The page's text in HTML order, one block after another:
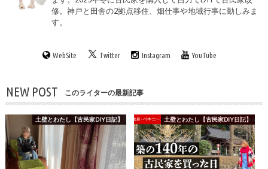
修。神戸と田舎の2拠点移住、畑仕事や地域行事に勤しみま
す。
WebSite Twitter Instagram YouTube
NEW POST このライターの最新記事
土壁とわたし【古民家DIY日記】 土壁とわたし【古民家DIY日記】